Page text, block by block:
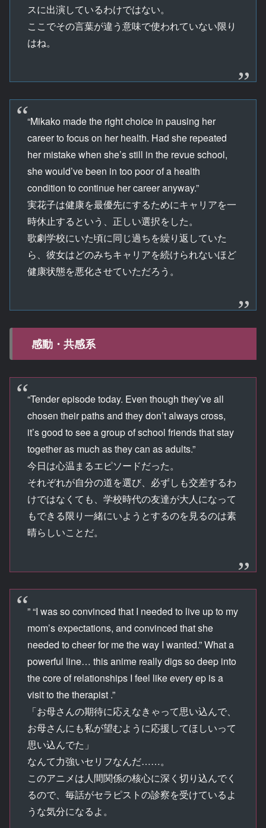
スに出演しているわけではない。
ここでその言葉が違う意味で使われていない限り
はね。
“Mikako made the right choice in pausing her
career to focus on her health. Had she repeated
her mistake when she’s still in the revue school,
she would’ve been in too poor of a health
condition to continue her career anyway.”
実花子は健康を最優先にするためにキャリアを一
時休止するという、正しい選択をした。
歌劇学校にいた頃に同じ過ちを繰り返していた
ら、彼女はどのみちキャリアを続けられないほど
健康状態を悪化させていただろう。
感動・共感系
“Tender episode today. Even though they’ve all
chosen their paths and they don’t always cross,
it’s good to see a group of school friends that stay
together as much as they can as adults.”
今日は心温まるエピソードだった。
それぞれが自分の道を選び、必ずしも交差するわ
けではなくても、学校時代の友達が大人になって
もできる限り一緒にいようとするのを見るのは素
晴らしいことだ。
” “I was so convinced that I needed to live up to my
mom’s expectations, and convinced that she
needed to cheer for me the way I wanted.” What a
powerful line… this anime really digs so deep into
the core of relationships I feel like every ep is a
visit to the therapist .”
「お母さんの期待に応えなきゃって思い込んで、
お母さんにも私が望むように応援してほしいって
思い込んでた」
なんて力強いセリフなんだ……。
このアニメは人間関係の核心に深く切り込んでく
るので、毎話がセラピストの診察を受けているよ
うな気分になるよ。